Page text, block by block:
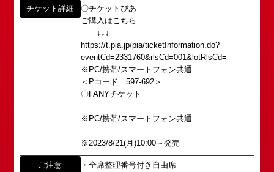
チケット詳細
〇チケットぴあ
ご購入はこちら
↓↓↓
https://t.pia.jp/pia/ticketInformation.do?
eventCd=2331760&rlsCd=001&lotRlsCd=
※PC/携帯/スマートフォン共通
＜Pコード 597-692＞
〇FANYチケット
※PC/携帯/スマートフォン共通
※2023/8/21(月)10:00～発売
ご注意
・全席整理番号付き自由席
DAIHATSU
公演情報
「角座」の名称は、「角の芝居」と呼ばれた江戸時
代に遡ります。
「角座」はかつて、浪花座、中座、朝日座、弁天座
「五つ櫓」若しくは「道頓堀五座」と呼ばれ、
1960年～70年代には、上方演芸の殿堂として栄え
その後、「角座」の名称は、松竹(株)の直営映画館
弊社直営の劇場「B1角座」(大阪市中央区)に引き継
がれていましたが、
所属オーディションに関するお問い合わせ
以下のアドレスからお問い合わせ願います。
大阪本社 タレント開発室：o-
school@shochikugeino.jp
東京支社 タレント開発室： t-
school@shochikugeino.jp
イベント出演依頼のお問い合わせ
イベント出演依頼メール送信フォーム
https://www.shochikugeino.co.jp/event/form/